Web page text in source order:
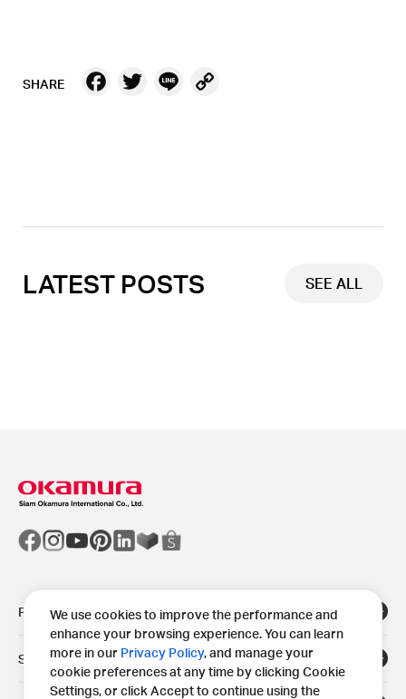
We use cookies to improve the performance and
enhance your browsing experience. You can learn
more in our Privacy Policy, and manage your
cookie preferences at any time by clicking Cookie
Settings, or click Accept to continue using the
SHARE Facebook
Twitter
Line
LATEST POSTS SEE ALL
Products
Solutions